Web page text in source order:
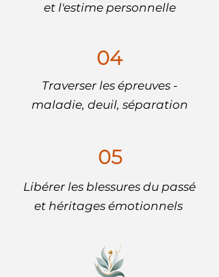
et l'estime personnelle
04
Traverser les épreuves -
maladie, deuil, séparation
05
Libérer les blessures du passé
et héritages émotionnels